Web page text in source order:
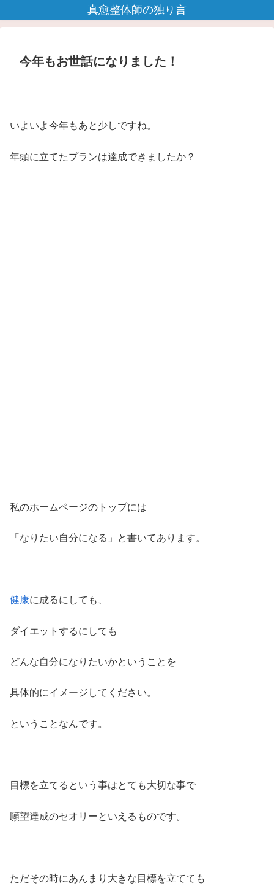
真愈整体師の独り言
今年もお世話になりました！
いよいよ今年もあと少しですね。
年頭に立てたプランは達成できましたか？
私のホームページのトップには
「なりたい自分になる」と書いてあります。
健康に成るにしても、
ダイエットするにしても
どんな自分になりたいかということを
具体的にイメージしてください。
ということなんです。
目標を立てるという事はとても大切な事で
願望達成のセオリーといえるものです。
ただその時にあんまり大きな目標を立てても